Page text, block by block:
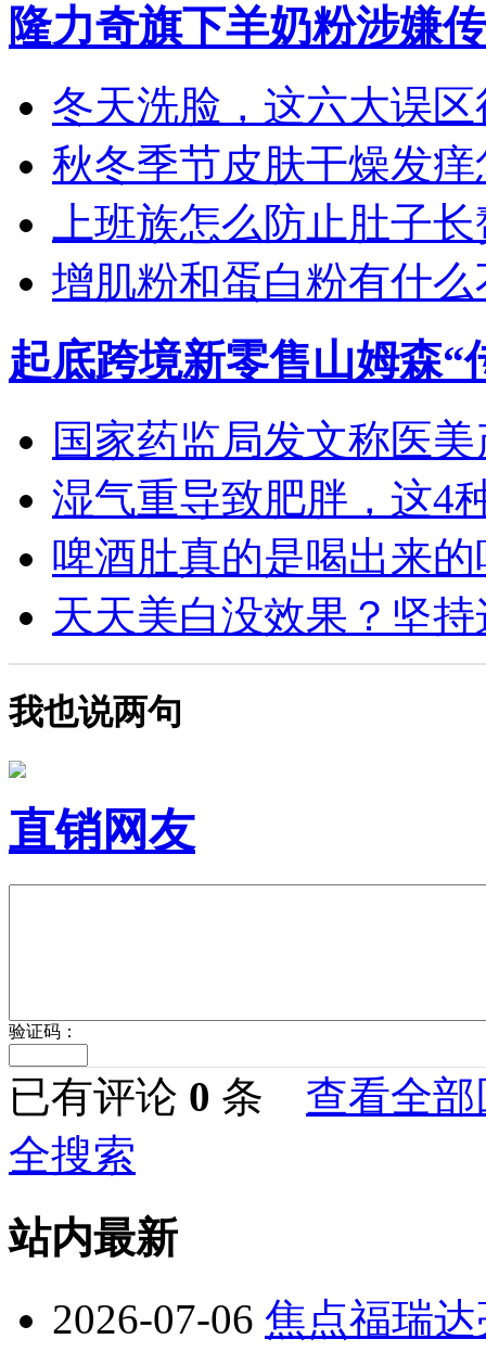
隆力奇旗下羊奶粉涉嫌
冬天洗脸，这六大误
秋冬季节皮肤干燥发痒
上班族怎么防止肚子
增肌粉和蛋白粉有什么
起底跨境新零售山姆森“
国家药监局发文称医
湿气重导致肥胖，这4
啤酒肚真的是喝出来的
天天美白没效果？坚持
我也说两句
直销网友
验证码：
已有评论 0 条 查看全部
全搜索
站内最新
2026-07-06 焦点福瑞达